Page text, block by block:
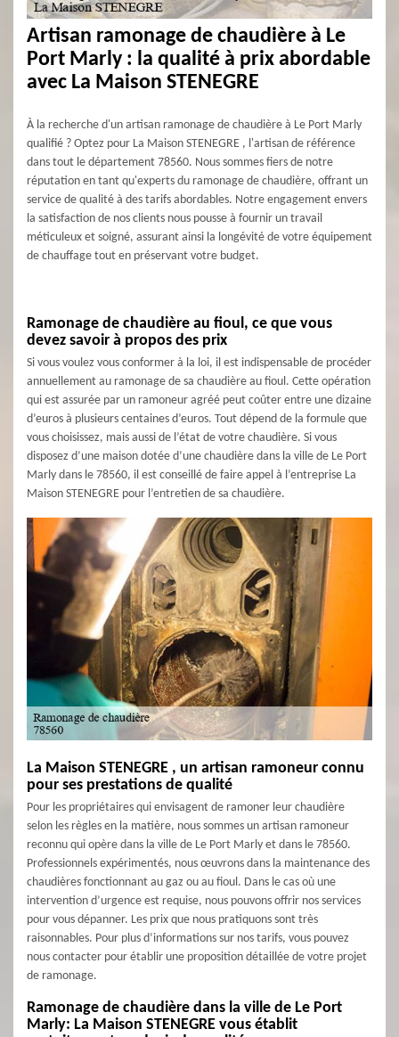
Artisan ramonage de chaudière à Le
Port Marly : la qualité à prix abordable
avec La Maison STENEGRE
À la recherche d'un artisan ramonage de chaudière à Le Port Marly
qualifié ? Optez pour La Maison STENEGRE , l'artisan de référence
dans tout le département 78560. Nous sommes fiers de notre
réputation en tant qu'experts du ramonage de chaudière, offrant un
service de qualité à des tarifs abordables. Notre engagement envers
la satisfaction de nos clients nous pousse à fournir un travail
méticuleux et soigné, assurant ainsi la longévité de votre équipement
de chauffage tout en préservant votre budget.
Ramonage de chaudière au fioul, ce que vous
devez savoir à propos des prix
Si vous voulez vous conformer à la loi, il est indispensable de procéder
annuellement au ramonage de sa chaudière au fioul. Cette opération
qui est assurée par un ramoneur agréé peut coûter entre une dizaine
d’euros à plusieurs centaines d’euros. Tout dépend de la formule que
vous choisissez, mais aussi de l’état de votre chaudière. Si vous
disposez d’une maison dotée d’une chaudière dans la ville de Le Port
Marly dans le 78560, il est conseillé de faire appel à l’entreprise La
Maison STENEGRE pour l’entretien de sa chaudière.
La Maison STENEGRE , un artisan ramoneur connu
pour ses prestations de qualité
Pour les propriétaires qui envisagent de ramoner leur chaudière
selon les règles en la matière, nous sommes un artisan ramoneur
reconnu qui opère dans la ville de Le Port Marly et dans le 78560.
Professionnels expérimentés, nous œuvrons dans la maintenance des
chaudières fonctionnant au gaz ou au fioul. Dans le cas où une
intervention d’urgence est requise, nous pouvons offrir nos services
pour vous dépanner. Les prix que nous pratiquons sont très
raisonnables. Pour plus d’informations sur nos tarifs, vous pouvez
nous contacter pour établir une proposition détaillée de votre projet
de ramonage.
Ramonage de chaudière dans la ville de Le Port
Marly: La Maison STENEGRE vous établit